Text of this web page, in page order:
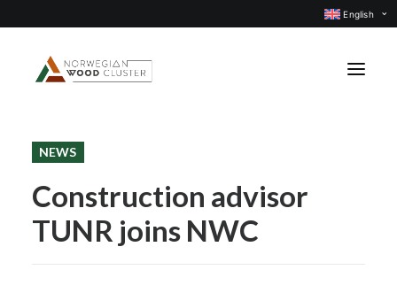
English
News
Events
Our projects
NEWS
Construction advisor
TUNR joins NWC